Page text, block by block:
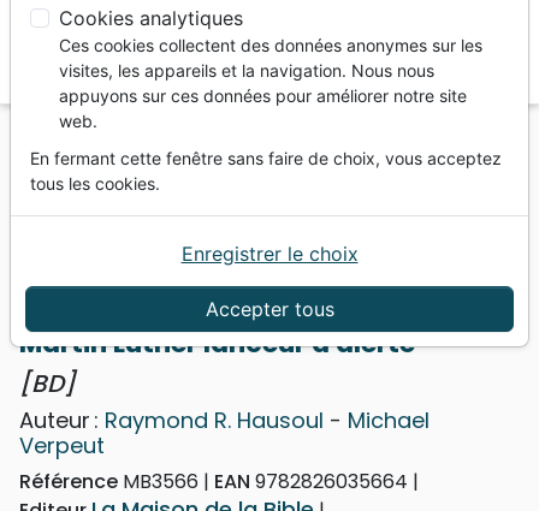
Vous ne pouvez pas créer de nouvelle commande
depuis votre pays (United States).
Enfants
Adolescents, Jeunes
12 à 15 ans
Martin Luther lanceur d'alerte - [BD]
Martin Luther lanceur d'alerte
[BD]
Auteur : Raymond R. Hausoul - Michael
Verpeut
Référence MB3566 EAN 9782826035664
Cookies analytiques
Ces cookies collectent des données anonymes sur les
visites, les appareils et la navigation. Nous nous
appuyons sur ces données pour améliorer notre site
web.
En fermant cette fenêtre sans faire de choix, vous acceptez
tous les cookies.
Accepter tous
Enregistrer le choix